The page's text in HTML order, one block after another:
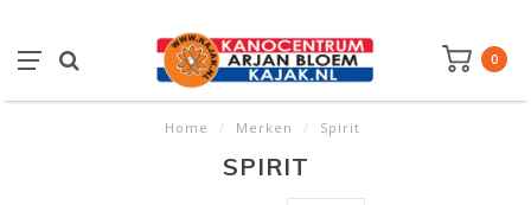
0
Home / Merken / Spirit
SPIRIT